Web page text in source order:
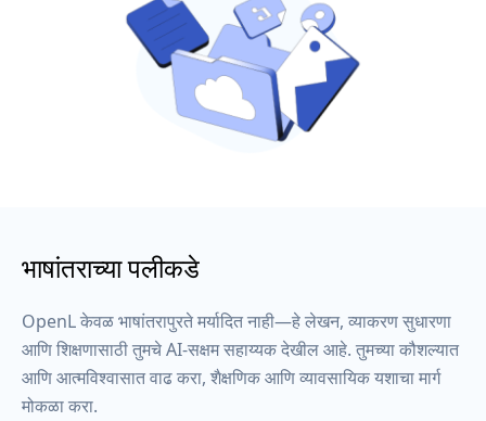
भाषांतराच्या पलीकडे
OpenL केवळ भाषांतरापुरते मर्यादित नाही—हे लेखन, व्याकरण सुधारणा
आणि शिक्षणासाठी तुमचे AI-सक्षम सहाय्यक देखील आहे. तुमच्या कौशल्यात
आणि आत्मविश्वासात वाढ करा, शैक्षणिक आणि व्यावसायिक यशाचा मार्ग
मोकळा करा.